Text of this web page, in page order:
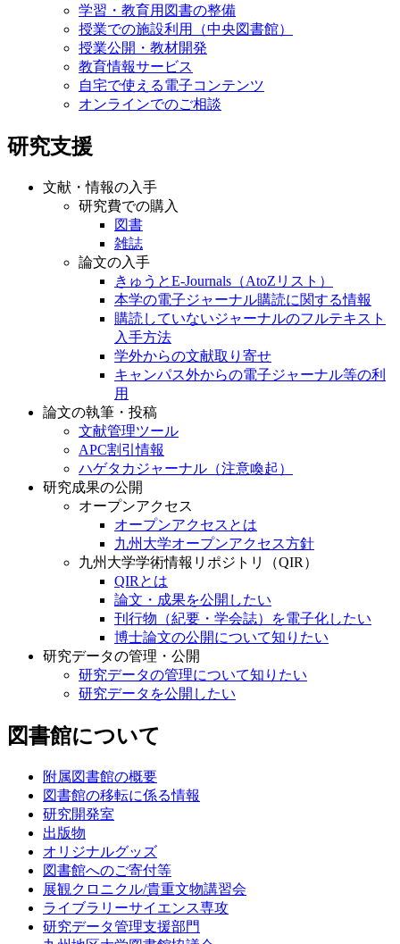
学習・教育用図書の整備
授業での施設利用（中央図書館）
授業公開・教材開発
教育情報サービス
自宅で使える電子コンテンツ
オンラインでのご相談
研究支援
文献・情報の入手
研究費での購入
図書
雑誌
論文の入手
きゅうとE-Journals（AtoZリスト）
本学の電子ジャーナル購読に関する情報
購読していないジャーナルのフルテキスト
入手方法
学外からの文献取り寄せ
キャンパス外からの電子ジャーナル等の利
用
論文の執筆・投稿
文献管理ツール
APC割引情報
ハゲタカジャーナル（注意喚起）
研究成果の公開
オープンアクセス
オープンアクセスとは
九州大学オープンアクセス方針
九州大学学術情報リポジトリ（QIR）
QIRとは
論文・成果を公開したい
刊行物（紀要・学会誌）を電子化したい
博士論文の公開について知りたい
研究データの管理・公開
研究データの管理について知りたい
研究データを公開したい
図書館について
附属図書館の概要
図書館の移転に係る情報
研究開発室
出版物
オリジナルグッズ
図書館へのご寄付等
展観クロニクル/貴重文物講習会
ライブラリーサイエンス専攻
研究データ管理支援部門